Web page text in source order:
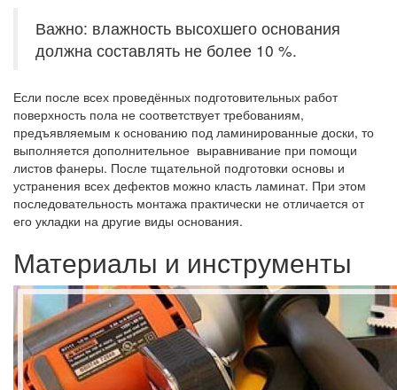
Важно: влажность высохшего основания
должна составлять не более 10 %.
Если после всех проведённых подготовительных работ
поверхность пола не соответствует требованиям,
предъявляемым к основанию под ламинированные доски, то
выполняется дополнительное выравнивание при помощи
листов фанеры. После тщательной подготовки основы и
устранения всех дефектов можно класть ламинат. При этом
последовательность монтажа практически не отличается от
его укладки на другие виды основания.
Материалы и инструменты